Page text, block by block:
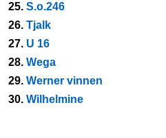
25. S.o.246
26. Tjalk
27. U 16
28. Wega
29. Werner vinnen
30. Wilhelmine